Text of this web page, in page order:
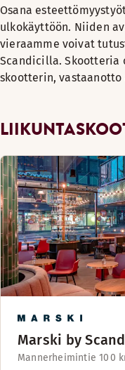
Osana
ulkokäyttöön. Niiden
vieraamme voivat
Scandicilla. Skootteria
skootterin, vastaanotto
Marski by
Mannerheimintie 100